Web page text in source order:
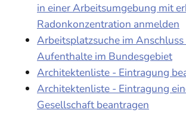
in einer Arbeitsumgebung mit
Radonkonzentration anmelden
Arbeitsplatzsuche im Anschluss
Aufenthalte im Bundesgebiet
Architektenliste - Eintragung
Architektenliste - Eintragung
Gesellschaft beantragen